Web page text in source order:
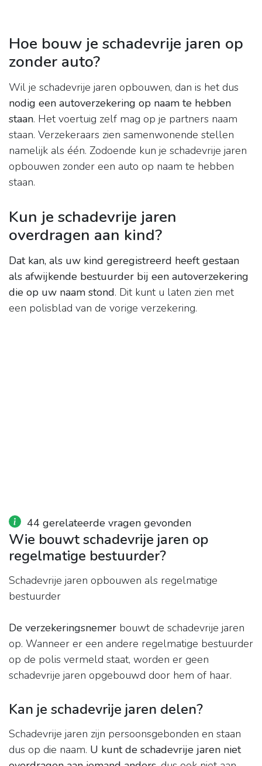
Hoe bouw je schadevrije jaren op
zonder auto?
Wil je schadevrije jaren opbouwen, dan is het dus
nodig een autoverzekering op naam te hebben
staan. Het voertuig zelf mag op je partners naam
staan. Verzekeraars zien samenwonende stellen
namelijk als één. Zodoende kun je schadevrije jaren
opbouwen zonder een auto op naam te hebben
staan.
Kun je schadevrije jaren
overdragen aan kind?
Dat kan, als uw kind geregistreerd heeft gestaan
als afwijkende bestuurder bij een autoverzekering
die op uw naam stond. Dit kunt u laten zien met
een polisblad van de vorige verzekering.
44 gerelateerde vragen gevonden
Wie bouwt schadevrije jaren op
regelmatige bestuurder?
Schadevrije jaren opbouwen als regelmatige
bestuurder
De verzekeringsnemer bouwt de schadevrije jaren
op. Wanneer er een andere regelmatige bestuurder
op de polis vermeld staat, worden er geen
schadevrije jaren opgebouwd door hem of haar.
Kan je schadevrije jaren delen?
Schadevrije jaren zijn persoonsgebonden en staan
dus op die naam. U kunt de schadevrije jaren niet